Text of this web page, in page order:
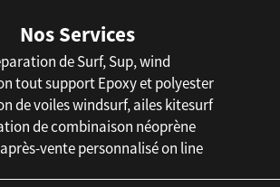
Nos Services
de Surf, Sup, wind
tout support Epoxy et polyester
de voiles windsurf, ailes kitesurf
de combinaison néoprène
vente personnalisé on line